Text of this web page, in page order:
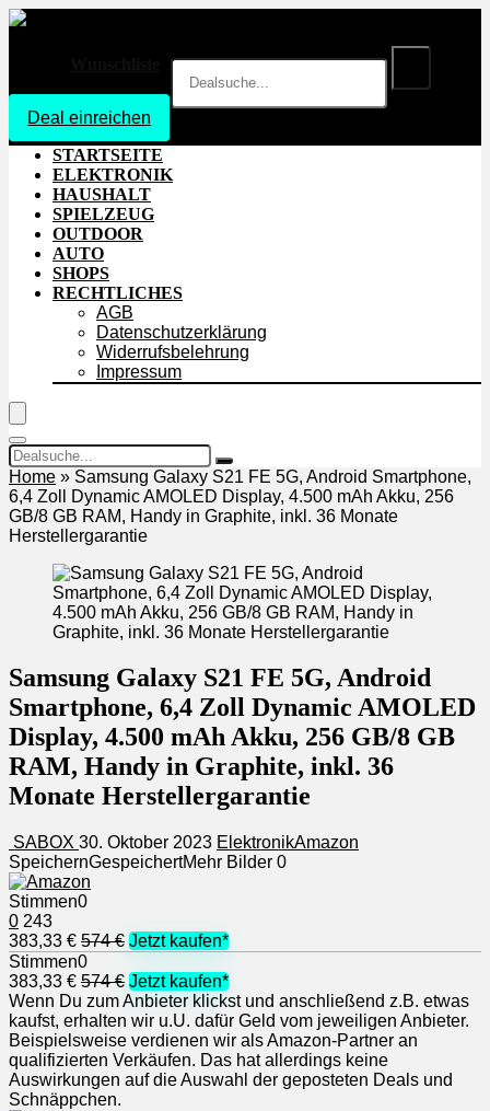
Deal einreichen
STARTSEITE
ELEKTRONIK
HAUSHALT
SPIELZEUG
OUTDOOR
AUTO
SHOPS
RECHTLICHES
AGB
Datenschutzerklärung
Widerrufsbelehrung
Impressum
Home » Samsung Galaxy S21 FE 5G, Android Smartphone,
6,4 Zoll Dynamic AMOLED Display, 4.500 mAh Akku, 256
GB/8 GB RAM, Handy in Graphite, inkl. 36 Monate
Herstellergarantie
Samsung Galaxy S21 FE 5G, Android
Smartphone, 6,4 Zoll Dynamic AMOLED
Display, 4.500 mAh Akku, 256 GB/8 GB
RAM, Handy in Graphite, inkl. 36
Monate Herstellergarantie
SABOX 30. Oktober 2023 ElektronikAmazon
SpeichernGespeichertMehr Bilder 0
Stimmen0
0 243
383,33 € 574 € Jetzt kaufen*
Stimmen0
383,33 € 574 € Jetzt kaufen*
Wenn Du zum Anbieter klickst und anschließend z.B. etwas
kaufst, erhalten wir u.U. dafür Geld vom jeweiligen Anbieter.
Beispielsweise verdienen wir als Amazon-Partner an
qualifizierten Verkäufen. Das hat allerdings keine
Auswirkungen auf die Auswahl der geposteten Deals und
Schnäppchen.